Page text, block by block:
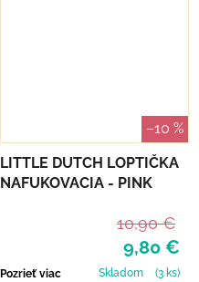
–10 %
LITTLE DUTCH LOPTIČKA
NAFUKOVACIA - PINK
9,80 €
10,90 €
Pozrieť viac Skladom (3 ks)